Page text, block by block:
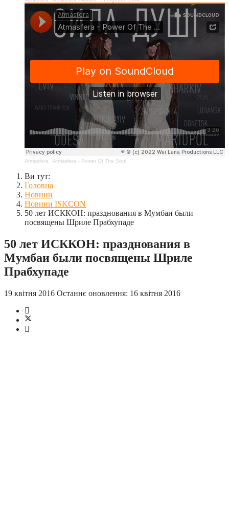
Atmasfera · Atmasfera - Power Of The Soul
Ви тут:
Головна
Новини
Новини ISKCON
50 лет ИСККОН: празднования в Мумбаи были
посвящены Шриле Прабхупаде
50 лет ИСККОН: празднования в
Мумбаи были посвящены Шриле
Прабхупаде
19 квітня 2016 Останнє оновлення: 16 квітня 2016